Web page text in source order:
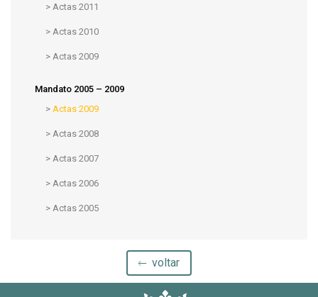
> Actas 2011
> Actas 2010
> Actas 2009
Mandato 2005 – 2009
> Actas 2009
> Actas 2008
> Actas 2007
> Actas 2006
> Actas 2005
voltar